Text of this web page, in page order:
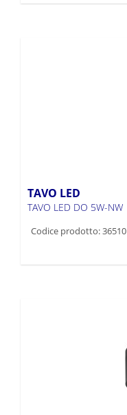
TAVO LED
TAVO LED DO 5W-NW
Codice prodotto: 36510